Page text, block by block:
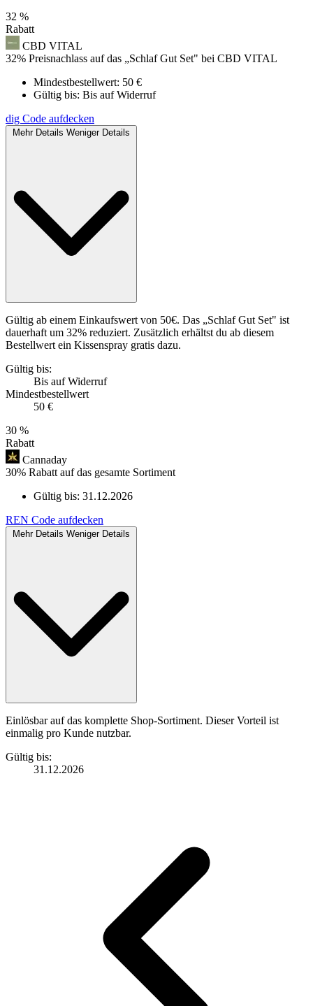
32 %
Rabatt
CBD VITAL
32% Preisnachlass auf das „Schlaf Gut Set" bei CBD VITAL
Mindestbestellwert: 50 €
Gültig bis: Bis auf Widerruf
dig Code aufdecken
Mehr Details Weniger Details
Gültig ab einem Einkaufswert von 50€. Das „Schlaf Gut Set" ist
dauerhaft um 32% reduziert. Zusätzlich erhältst du ab diesem
Bestellwert ein Kissenspray gratis dazu.
Gültig bis:
Bis auf Widerruf
Mindestbestellwert
50 €
30 %
Rabatt
Cannaday
30% Rabatt auf das gesamte Sortiment
Gültig bis: 31.12.2026
REN Code aufdecken
Mehr Details Weniger Details
Einlösbar auf das komplette Shop-Sortiment. Dieser Vorteil ist
einmalig pro Kunde nutzbar.
Gültig bis:
31.12.2026